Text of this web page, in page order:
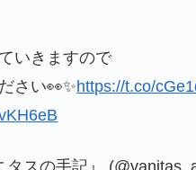
いきますので
さい👀✨https://t.co/